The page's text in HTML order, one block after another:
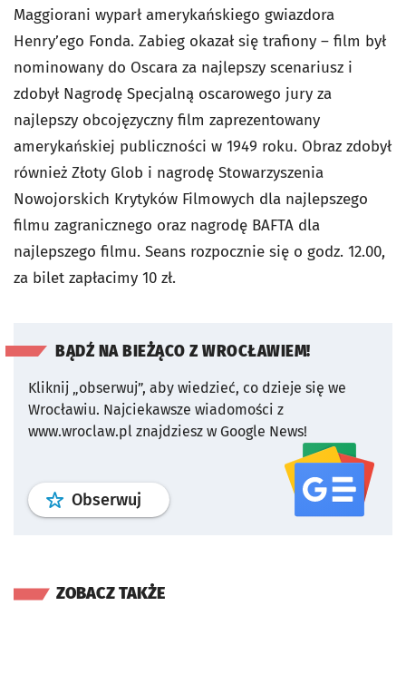
Maggiorani wyparł amerykańskiego gwiazdora
Henry’ego Fonda. Zabieg okazał się trafiony – film był
nominowany do Oscara za najlepszy scenariusz i
zdobył Nagrodę Specjalną oscarowego jury za
najlepszy obcojęzyczny film zaprezentowany
amerykańskiej publiczności w 1949 roku. Obraz zdobył
również Złoty Glob i nagrodę Stowarzyszenia
Nowojorskich Krytyków Filmowych dla najlepszego
filmu zagranicznego oraz nagrodę BAFTA dla
najlepszego filmu. Seans rozpocznie się o godz. 12.00,
za bilet zapłacimy 10 zł.
BĄDŹ NA BIEŻĄCO Z WROCŁAWIEM!
Kliknij „obserwuj”, aby wiedzieć, co dzieje się we
Wrocławiu. Najciekawsze wiadomości z
www.wroclaw.pl znajdziesz w Google News!
Obserwuj profil serwisu
ZOBACZ TAKŻE